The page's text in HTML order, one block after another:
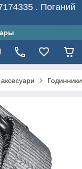
. Поганий
Годинники